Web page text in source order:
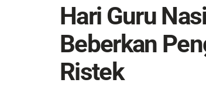
Hari Guru
Beberkan
Ristek